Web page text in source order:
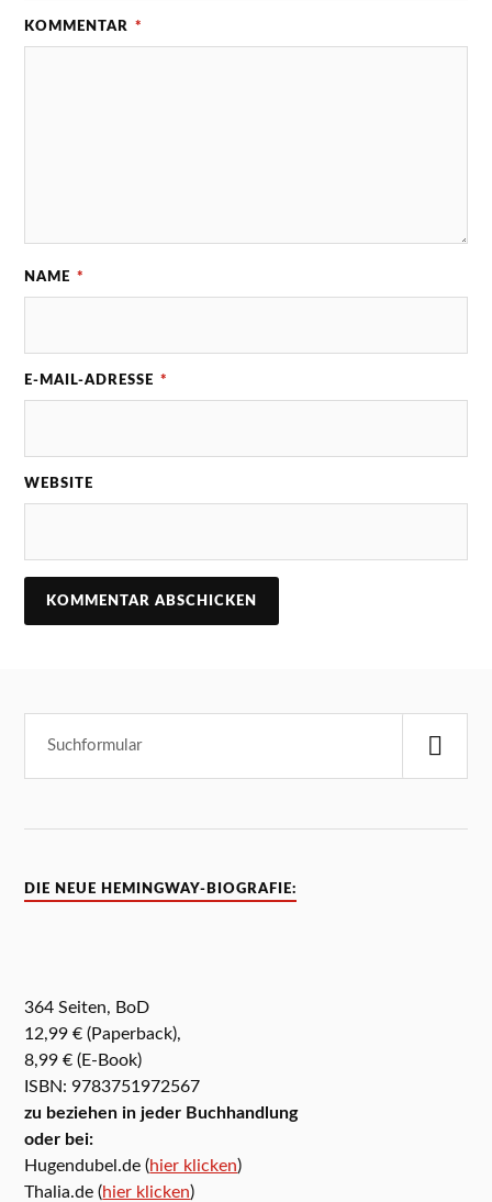
KOMMENTAR *
NAME *
E-MAIL-ADRESSE *
WEBSITE
DIE NEUE HEMINGWAY-BIOGRAFIE:
364 Seiten, BoD
12,99 € (Paperback),
8,99 € (E-Book)
ISBN: 9783751972567
zu beziehen in jeder Buchhandlung
oder bei:
Hugendubel.de (hier klicken)
Thalia.de (hier klicken)